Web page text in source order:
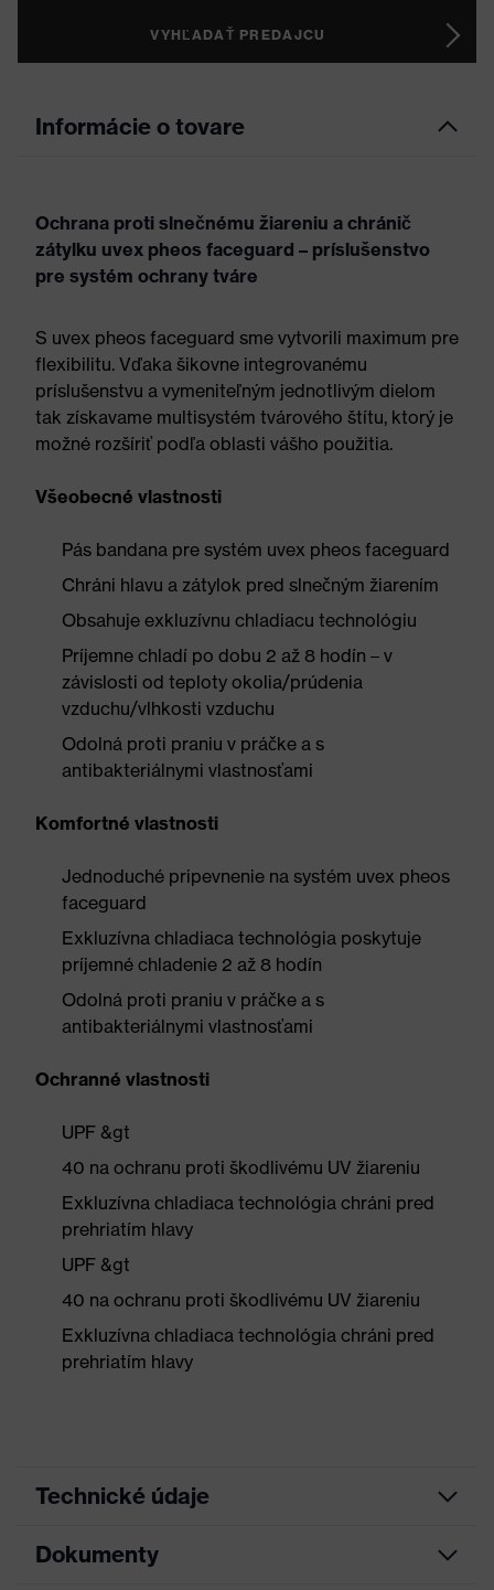
VYHĽADAŤ PREDAJCU
Informácie o tovare
Ochrana proti slnečnému žiareniu a chránič
zátylku uvex pheos faceguard – príslušenstvo
pre systém ochrany tváre
S uvex pheos faceguard sme vytvorili maximum pre
flexibilitu. Vďaka šikovne integrovanému
príslušenstvu a vymeniteľným jednotlivým dielom
tak získavame multisystém tvárového štítu, ktorý je
možné rozšíriť podľa oblasti vášho použitia.
Všeobecné vlastnosti
Pás bandana pre systém uvex pheos faceguard
Chráni hlavu a zátylok pred slnečným žiarením
Obsahuje exkluzívnu chladiacu technológiu
Príjemne chladí po dobu 2 až 8 hodín – v
závislosti od teploty okolia/prúdenia
vzduchu/vlhkosti vzduchu
Odolná proti praniu v práčke a s
antibakteriálnymi vlastnosťami
Komfortné vlastnosti
Jednoduché pripevnenie na systém uvex pheos
faceguard
Exkluzívna chladiaca technológia poskytuje
príjemné chladenie 2 až 8 hodín
Odolná proti praniu v práčke a s
antibakteriálnymi vlastnosťami
Ochranné vlastnosti
UPF &gt
40 na ochranu proti škodlivému UV žiareniu
Exkluzívna chladiaca technológia chráni pred
prehriatím hlavy
UPF &gt
40 na ochranu proti škodlivému UV žiareniu
Exkluzívna chladiaca technológia chráni pred
prehriatím hlavy
Technické údaje
Hľadaná farba
Dokumenty